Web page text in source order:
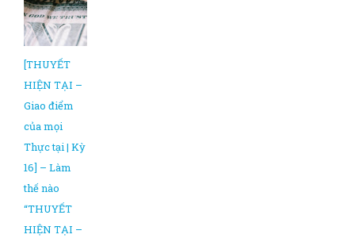
[THUYẾT
HIỆN TẠI –
Giao điểm
của mọi
Thực tại | Kỳ
16] – Làm
thế nào
“THUYẾT
HIỆN TẠI –